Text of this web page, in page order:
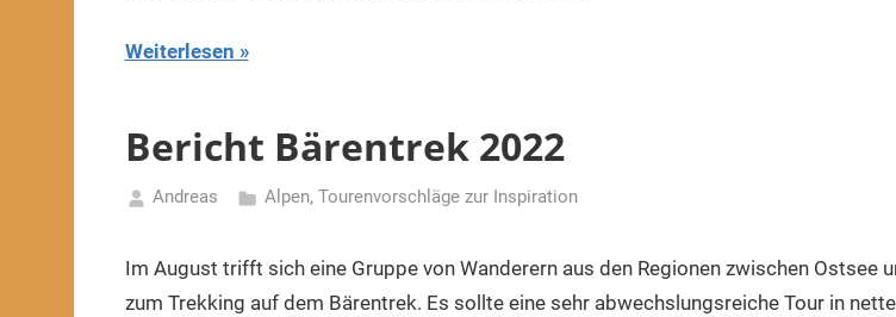
Weiterlesen
Bericht Bärentrek 2022
August
Andreas Alpen, Tourenvorschläge zur Inspiration
Im August trifft sich eine Gruppe von Wanderern aus den Regionen zwischen Ostsee
zum Trekking auf dem Bärentrek. Es sollte eine sehr abwechslungsreiche Tour in